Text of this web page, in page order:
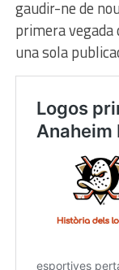
gaudir-ne de
primera vegada
una sola